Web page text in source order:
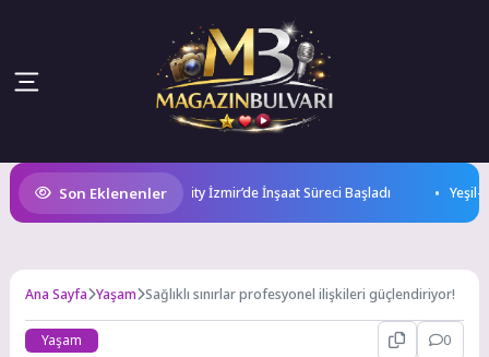
Son Eklenenler
Yükseliyor: Technocity İzmir’de İnşaat Süreci Başladı Yeşil-
Ana Sayfa Yaşam Sağlıklı sınırlar profesyonel ilişkileri güçlendiriyor!
Yaşam 0